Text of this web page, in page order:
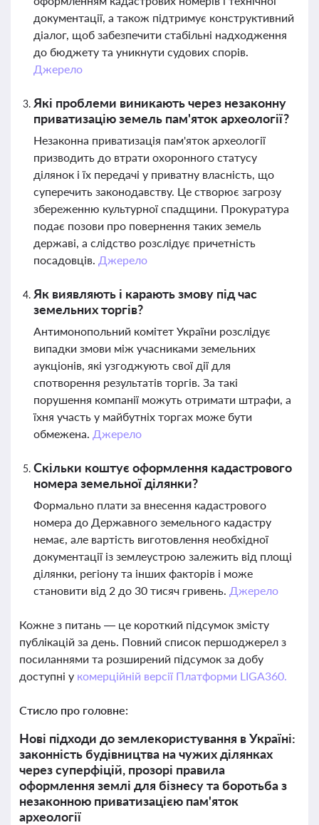
документації, а також підтримує конструктивний
діалог, щоб забезпечити стабільні надходження
до бюджету та уникнути судових спорів.
Джерело
Які проблеми виникають через незаконну
приватизацію земель пам'яток археології?
Незаконна приватизація пам'яток археології
призводить до втрати охоронного статусу
ділянок і їх передачі у приватну власність, що
суперечить законодавству. Це створює загрозу
збереженню культурної спадщини. Прокуратура
подає позови про повернення таких земель
державі, а слідство розслідує причетність
посадовців. Джерело
Як виявляють і карають змову під час
земельних торгів?
Антимонопольний комітет України розслідує
випадки змови між учасниками земельних
аукціонів, які узгоджують свої дії для
спотворення результатів торгів. За такі
порушення компанії можуть отримати штрафи, а
їхня участь у майбутніх торгах може бути
обмежена. Джерело
Скільки коштує оформлення кадастрового
номера земельної ділянки?
Формально плати за внесення кадастрового
номера до Державного земельного кадастру
немає, але вартість виготовлення необхідної
документації із землеустрою залежить від площі
ділянки, регіону та інших факторів і може
становити від 2 до 30 тисяч гривень. Джерело
Кожне з питань — це короткий підсумок змісту
публікацій за день. Повний список першоджерел з
посиланнями та розширений підсумок за добу
доступні у комерційній версії Платформи LIGA360.
Стисло про головне:
Нові підходи до землекористування в Україні:
законність будівництва на чужих ділянках
через суперфіцій, прозорі правила
оформлення землі для бізнесу та боротьба з
незаконною приватизацією пам'яток
археології